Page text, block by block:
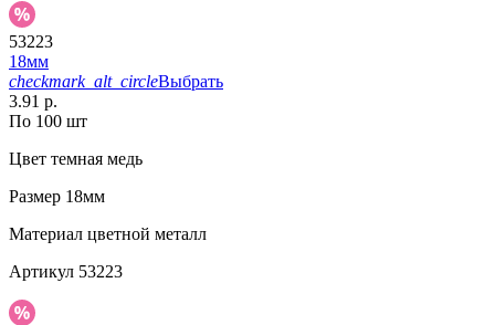
53223
18мм
checkmark_alt_circleВыбрать
3.91 р.
По 100 шт
Цвет темная медь
Размер 18мм
Материал цветной металл
Артикул 53223